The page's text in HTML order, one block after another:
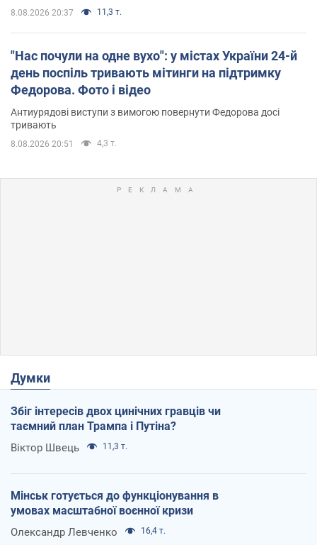
8.08.2026 20:37 11,3 т.
"Нас почули на одне вухо": у містах України 24-й
день поспіль тривають мітинги на підтримку
Федорова. Фото і відео
Антиурядові виступи з вимогою повернути Федорова досі
тривають
8.08.2026 20:51 4,3 т.
Думки
Збіг інтересів двох цинічних гравців чи
таємний план Трампа і Путіна?
Віктор Швець 11,3 т.
Мінськ готується до функціонування в
умовах масштабної воєнної кризи
Олександр Левченко 16,4 т.